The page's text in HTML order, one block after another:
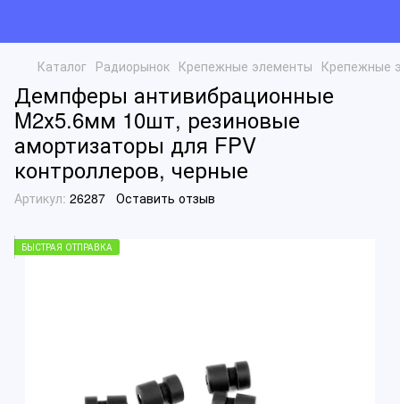
Каталог Радиорынок Крепежные элементы Крепежные
Демпферы антивибрационные
M2х5.6мм 10шт, резиновые
амортизаторы для FPV
контроллеров, черные
Артикул: 26287 Оставить отзыв
БЫСТРАЯ ОТПРАВКА